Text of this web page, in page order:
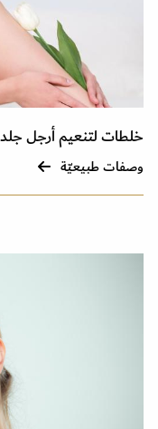
خلطات لتنعيم أرجل جلد
وصفات طبيعيّة